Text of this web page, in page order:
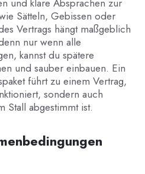
und klare Absprachen zur
Sätteln, Gebissen oder
Vertrags hängt maßgeblich
nur wenn alle
kannst du spätere
und sauber einbauen. Ein
führt zu einem Vertrag,
sondern auch
Stall abgestimmt ist.